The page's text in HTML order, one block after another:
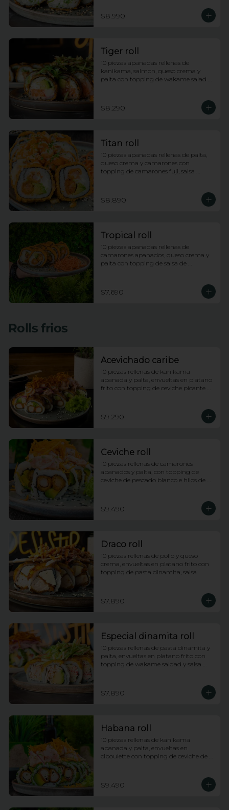
$8.990
Tiger roll
10 piezas apanadas rellenas de
kanikama, salmon, queso crema y
palta con topping de wakame salad y
$8.290
Titan roll
10 piezas apanadas rellenas de palta,
queso crema y camarones con
topping de camarones fuji, salsa
$8.890
Tropical roll
10 piezas apanadas rellenas de
camarones apanados, queso crema y
palta con topping de salsa de
$7.690
Rolls frios
Acevichado caribe
10 piezas rellenas de kanikama
apanada y palta, envueltas en platano
frito con topping de ceviche picante de
$9.290
Ceviche roll
10 piezas rellenas de camarones
apanados y palta, con topping de
ceviche de pescado blanco e hilos de
$9.490
Draco roll
10 piezas rellenas de pollo y queso
crema, envueltas en platano frito con
topping de pasta dinamita, salsa
$7.890
Especial dinamita roll
10 piezas rellenas de pasta dinamita y
palta, envueltas en platano frito con
topping de wakame saldad y salsa
$7.890
Habana roll
10 piezas rellenas de kanikama
apanada y palta, envueltas en
ciboulette con topping de ceviche de
$9.490